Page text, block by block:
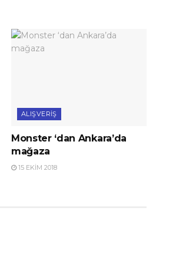
ALIŞVERIŞ
Monster ‘dan Ankara’da
mağaza
15 EKIM 2018